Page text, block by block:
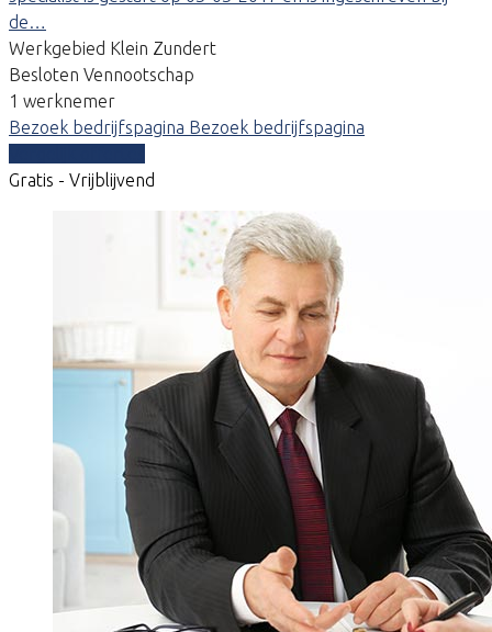
de…
Werkgebied Klein Zundert
Besloten Vennootschap
1 werknemer
Bezoek bedrijfspagina Bezoek bedrijfspagina
Gratis - Vrijblijvend